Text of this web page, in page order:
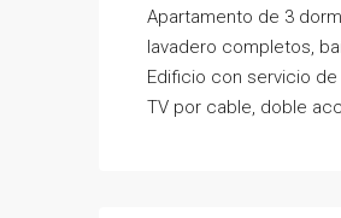
Apartamento de 3
lavadero completos,
Edificio con servicio de
TV por cable, doble